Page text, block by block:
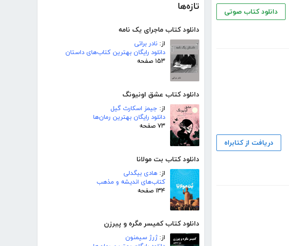
تازه‌ها
دانلود کتاب ماجرای یک نامه
از: نادر براتی
دانلود رایگان بهترین کتاب‌های داستان
۱۵۳ صفحه
دانلود کتاب عشق اونیونگ
از: جیمز اسکارث گیل
دانلود رایگان بهترین رمان‌ها
۷۳ صفحه
دانلود کتاب بت مولانا
از: هادی بیگدلی
کتاب‌های اندیشه و مذهب
۱۳۴ صفحه
دانلود کتاب کمیسر مگره و پیرزن
از:ژرژ سیمنون
دانلود کتاب صوتی
دریافت از کتابراه